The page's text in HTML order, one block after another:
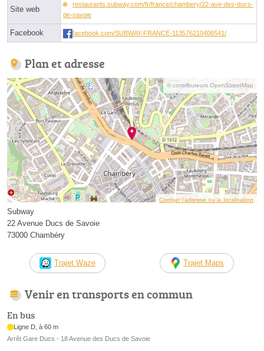
Site web
restaurants.subway.com/fr/france/chambery/22-ave-des-ducs-
de-savoie
Facebook facebook.com/SUBWAY-FRANCE-113576210406541/
Plan et adresse
© contributeurs OpenStreetMap
Corriger l’adresse ou la localisation
Subway
22 Avenue Ducs de Savoie
73000 Chambéry
Trajet Waze Trajet Maps
Venir en transports en commun
En bus
Ligne D, à 60 m
Arrêt Gare Ducs - 18 Avenue des Ducs de Savoie